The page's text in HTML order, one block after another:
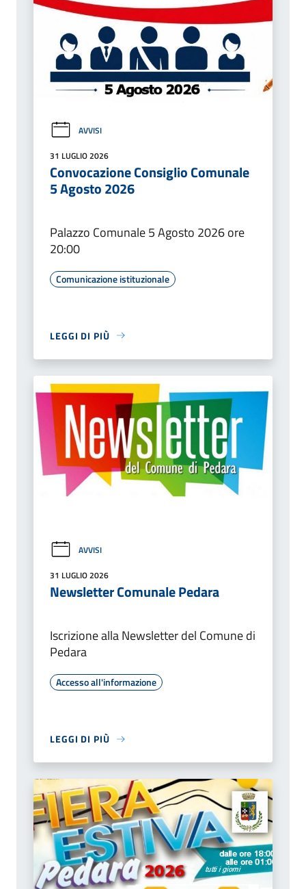
AVVISI
31 LUGLIO 2026
Convocazione Consiglio Comunale
5 Agosto 2026
Palazzo Comunale 5 Agosto 2026 ore
20:00
Comunicazione istituzionale
LEGGI DI PIÙ
AVVISI
31 LUGLIO 2026
Newsletter Comunale Pedara
Iscrizione alla Newsletter del Comune di
Pedara
Accesso all'informazione
LEGGI DI PIÙ